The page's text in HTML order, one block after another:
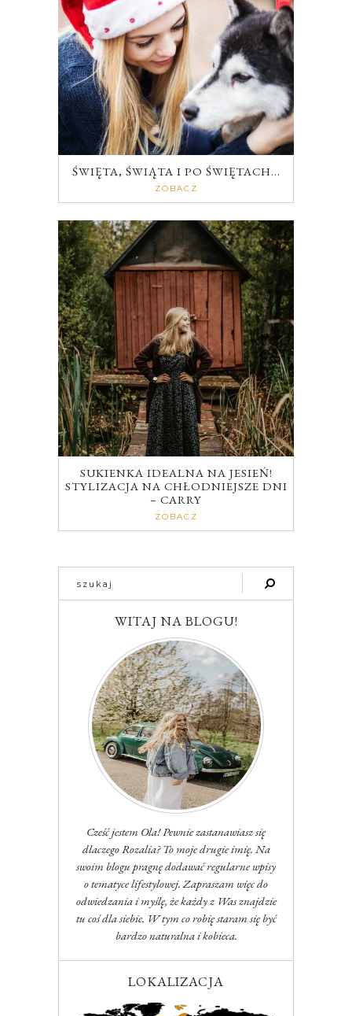
ŚWIĘTA, ŚWIĄTA I PO ŚWIĘTACH…
ZOBACZ
SUKIENKA IDEALNA NA JESIEŃ!
STYLIZACJA NA CHŁODNIEJSZE DNI
– CARRY
ZOBACZ
WITAJ NA BLOGU!
Cześć jestem Ola! Pewnie zastanawiasz się
dlaczego Rozalia? To moje drugie imię. Na
swoim blogu pragnę dodawać regularne wpisy
o tematyce lifestylowej. Zapraszam więc do
odwiedzania i myślę, że każdy z Was znajdzie
tu coś dla siebie. W tym co robię staram się być
bardzo naturalna i kobieca.
LOKALIZACJA